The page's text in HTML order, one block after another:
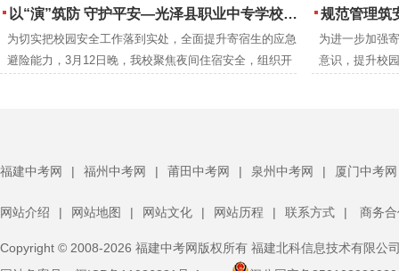
高的应急救护
后勤安保等关
训。
以“演”筑防 守护平安—光泽县职业中专学校扎实开展夜间消防逃生演练
为切实把校园安全工作落到实处，全面提升寄宿生的应急
避险能力，3月12日晚，我校聚焦夜间住宿安全，组织开
规范管理筑安全 凝
为进一步加强
意识，提升校
福建中考网 | 福州中考网 | 莆田中考网 | 泉州中考网 | 厦门中考网
网站介绍 | 网站地图 | 网站文化 | 网站历程 | 联系方式 | 商务
Copyright © 2008-2026 福建中考网版权所有 福建北科信息技术有限公